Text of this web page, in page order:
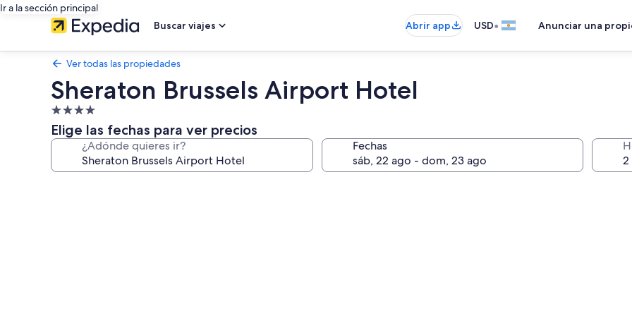
Ir a la sección principal
Buscar viajes
Abrir app USD• Anunciar una
Ver todas las propiedades
Sheraton Brussels Airport Hotel
Propiedad
de
4.0
estrellas
Elige las fechas para ver precios
¿Adónde quieres ir? Fechas